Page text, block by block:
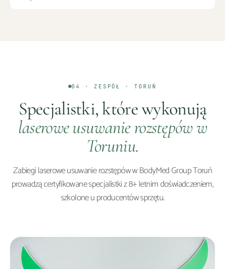
04 · ZESPÓŁ ·TORUŃ
Specjalistki, które wykonują
laserowe usuwanie rozstępów w
Toruniu.
Zabiegilaserowe usuwanie rozstępóww BodyMed GroupToruń
prowadzą certyfikowane specjalistki z 8+ letnim doświadczeniem,
szkolone u producentów sprzętu.